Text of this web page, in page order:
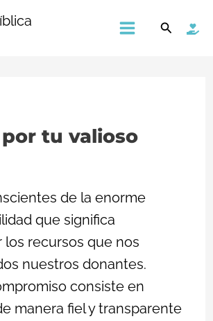
MainBuscar
por tu valioso
de la enorme
que significa
los recursos que nos
nuestros donantes.
consiste en
manera fiel y transparente